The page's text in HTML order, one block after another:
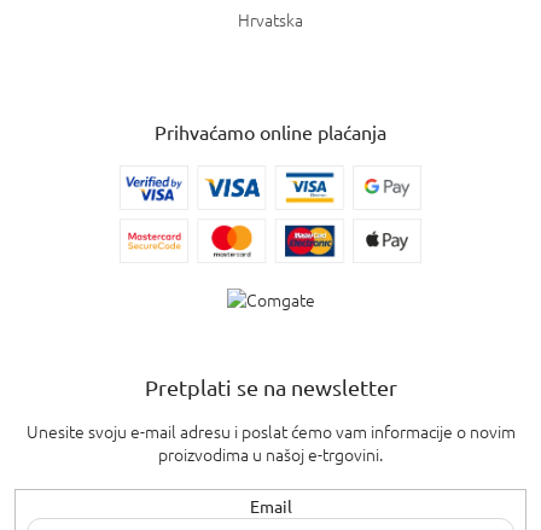
Hrvatska
Prihvaćamo online plaćanja
Pretplati se na newsletter
Unesite svoju e-mail adresu i poslat ćemo vam informacije o novim
proizvodima u našoj e-trgovini.
Email